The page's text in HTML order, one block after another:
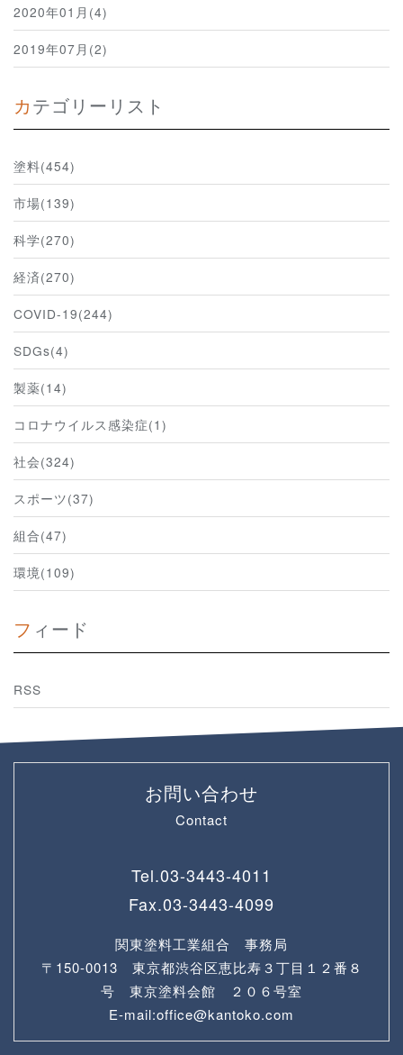
2020年01月(4)
2019年07月(2)
カテゴリーリスト
塗料(454)
市場(139)
科学(270)
経済(270)
COVID-19(244)
SDGs(4)
製薬(14)
コロナウイルス感染症(1)
社会(324)
スポーツ(37)
組合(47)
環境(109)
フィード
RSS
お問い合わせ
Contact
Tel.03-3443-4011
Fax.03-3443-4099
関東塗料工業組合 事務局
〒150-0013 東京都渋谷区恵比寿３丁目１２番８
号 東京塗料会館 ２０６号室
E-mail:office@kantoko.com